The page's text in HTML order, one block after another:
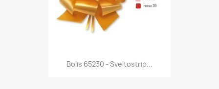
Anteprima
Bolis 65230 - Sveltostrip...